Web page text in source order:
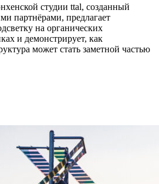
студии ttal, созданный
партнёрами, предлагает
на органических
и демонстрирует, как
может стать заметной частью